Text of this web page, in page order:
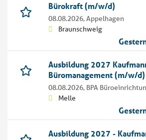
Bürokraft (m/w/d)
08.08.2026,Appelhagen
Braunschweig
Ausbildung 2027
Büromanagement (m/w/d)
08.08.2026, BPA
Melle
Ausbildung 2027 -